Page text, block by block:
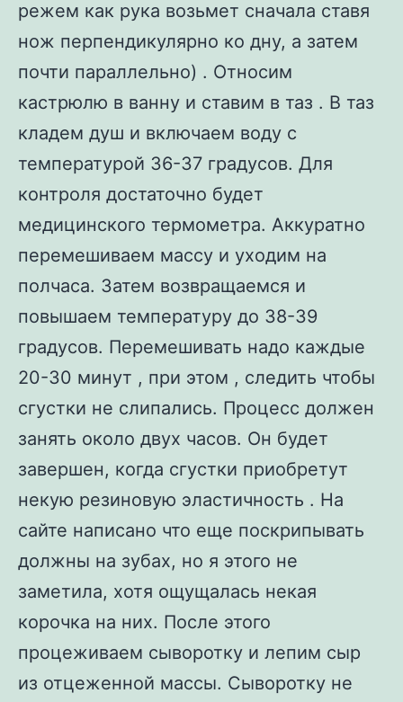
режем как рука возьмет сначала ставя
нож перпендикулярно ко дну, а затем
почти параллельно) . Относим
кастрюлю в ванну и ставим в таз . В таз
кладем душ и включаем воду с
температурой 36-37 градусов. Для
контроля достаточно будет
медицинского термометра. Аккуратно
перемешиваем массу и уходим на
полчаса. Затем возвращаемся и
повышаем температуру до 38-39
градусов. Перемешивать надо каждые
20-30 минут , при этом , следить чтобы
сгустки не слипались. Процесс должен
занять около двух часов. Он будет
завершен, когда сгустки приобретут
некую резиновую эластичность . На
сайте написано что еще поскрипывать
должны на зубах, но я этого не
заметила, хотя ощущалась некая
корочка на них. После этого
процеживаем сыворотку и лепим сыр
из отцеженной массы. Сыворотку не